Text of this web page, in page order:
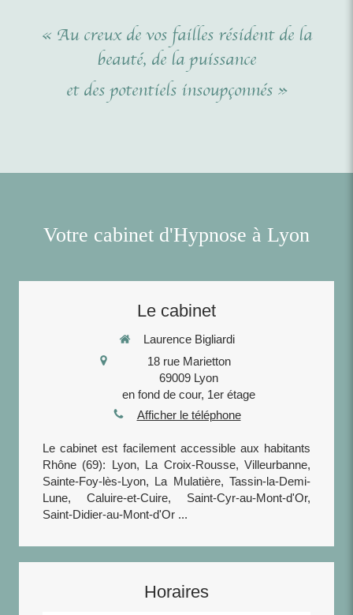
« Au creux de vos failles résident de la
beauté, de la puissance
et des potentiels insoupçonnés »
Votre cabinet d'Hypnose à Lyon
Le cabinet
Laurence Bigliardi
18 rue Marietton
69009 Lyon
en fond de cour, 1er étage
Afficher le téléphone
Le cabinet est facilement accessible aux habitants
Rhône (69): Lyon, La Croix-Rousse, Villeurbanne,
Sainte-Foy-lès-Lyon, La Mulatière, Tassin-la-Demi-
Lune, Caluire-et-Cuire, Saint-Cyr-au-Mont-d'Or,
Saint-Didier-au-Mont-d'Or ...
Horaires